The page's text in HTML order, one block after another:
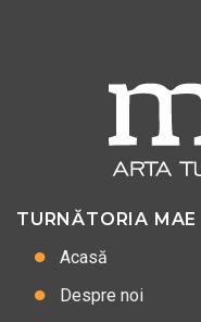
TURNĂTORIA MAE
Acasă
Despre noi